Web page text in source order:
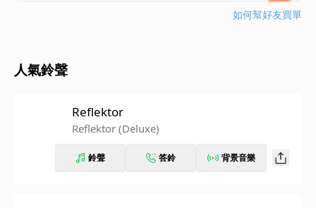
如何幫好友買單
人氣鈴聲
Reflektor
Reflektor (Deluxe)
鈴聲 答鈴 背景音樂